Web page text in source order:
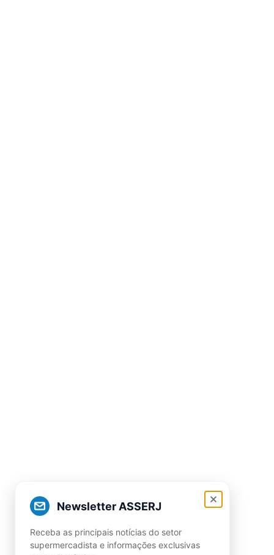
Newsletter ASSERJ
Receba as principais notícias do setor
supermercadista e informações exclusivas